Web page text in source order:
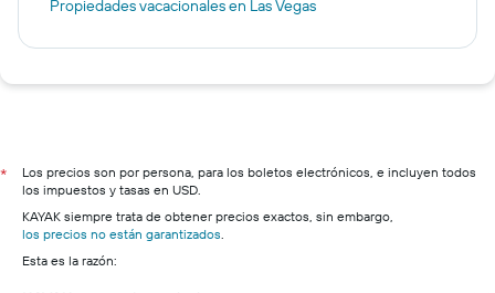
Propiedades vacacionales en Las Vegas
*
Los precios son por persona, para los boletos electrónicos, e incluyen todos
los impuestos y tasas en USD.
KAYAK siempre trata de obtener precios exactos, sin embargo,
los precios no están garantizados.
Esta es la razón: